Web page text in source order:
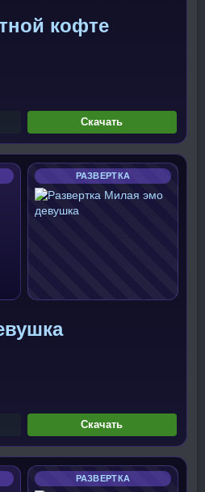
кофте
Скачать
РАЗВЕРТКА
Скачать
РАЗВЕРТКА